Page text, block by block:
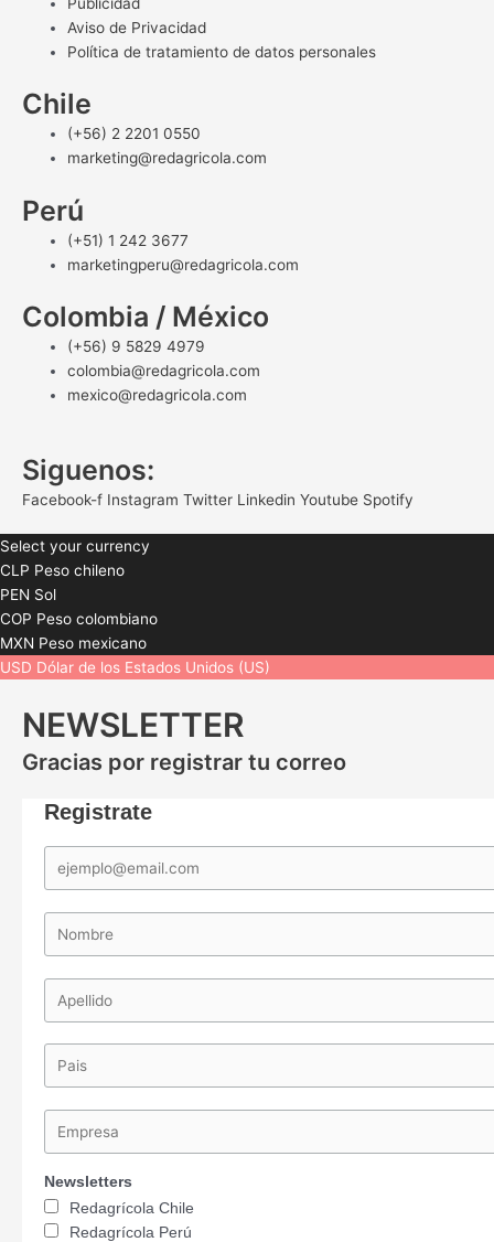
Aviso de Privacidad
Política de tratamiento de datos personales
Chile
(+56) 2 2201 0550
marketing@redagricola.com
Perú
(+51) 1 242 3677
marketingperu@redagricola.com
Colombia / México
(+56) 9 5829 4979
colombia@redagricola.com
mexico@redagricola.com
Siguenos:
Facebook-f Instagram Twitter Linkedin Youtube Spotify
Select your currency
CLP Peso chileno
PEN Sol
COP Peso colombiano
MXN Peso mexicano
USD Dólar de los Estados Unidos (US)
NEWSLETTER
Gracias por registrar tu correo
Registrate
Newsletters
Redagrícola Chile
Redagrícola Perú